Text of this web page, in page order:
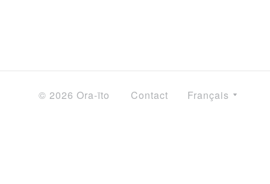
© 2026 Ora-ïto Contact Français